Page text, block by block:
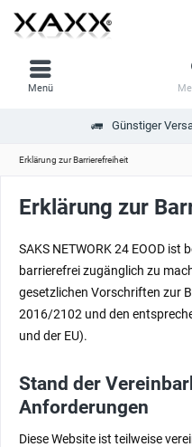
Günstiger
Menü
Erklärung zur Barrierefreiheit
Erklärung zur
SAKS NETWORK 24 EOOD
barrierefrei zugänglich zu
gesetzlichen Vorschriften zur
2016/2102 und den
und der EU).
Stand der
Anforderungen
Diese Website ist teilweise